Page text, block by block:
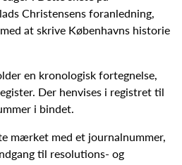
Christensens foranledning,
at skrive Københavns historie
en kronologisk fortegnelse,
Der henvises i registret til
i bindet.
mærket med et journalnummer,
til resolutions- og